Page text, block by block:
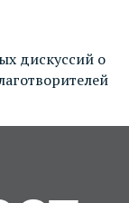
дискуссий о